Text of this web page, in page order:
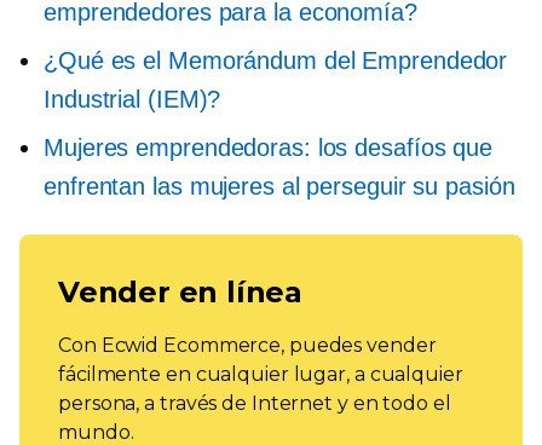
emprendedores para la economía?
¿Qué es el Memorándum del Emprendedor
Industrial (IEM)?
Mujeres emprendedoras: los desafíos que
enfrentan las mujeres al perseguir su pasión
Vender en línea
Con Ecwid Ecommerce, puedes vender
fácilmente en cualquier lugar, a cualquier
persona, a través de Internet y en todo el
mundo.